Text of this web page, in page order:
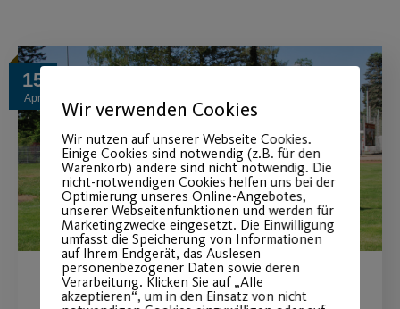
15
Apr.
Mach mit – bleib fit beim
Wir verwenden Cookies
Wir nutzen auf unserer Webseite Cookies.
Einige Cookies sind notwendig (z.B. für den
Warenkorb) andere sind nicht notwendig. Die
nicht-notwendigen Cookies helfen uns bei der
Optimierung unseres Online-Angebotes,
unserer Webseitenfunktionen und werden für
Marketingzwecke eingesetzt. Die Einwilligung
umfasst die Speicherung von Informationen
auf Ihrem Endgerät, das Auslesen
personenbezogener Daten sowie deren
Verarbeitung. Klicken Sie auf „Alle
akzeptieren“, um in den Einsatz von nicht